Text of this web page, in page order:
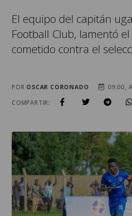
El equipo del capitán
Football Club, lamentó
cometido contra el
POR OSCAR CORONADO
09:00,
COMPARTIR: